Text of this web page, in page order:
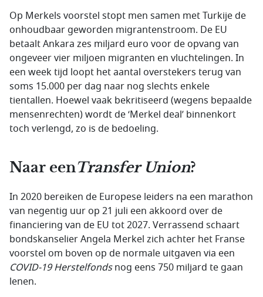
Op Merkels voorstel stopt men samen met Turkije de
onhoudbaar geworden migrantenstroom. De EU
betaalt Ankara zes miljard euro voor de opvang van
ongeveer vier miljoen migranten en vluchtelingen. In
een week tijd loopt het aantal overstekers terug van
soms 15.000 per dag naar nog slechts enkele
tientallen. Hoewel vaak bekritiseerd (wegens bepaalde
mensenrechten) wordt de ‘Merkel deal’ binnenkort
toch verlengd, zo is de bedoeling.
Naar eenTransfer Union?
In 2020 bereiken de Europese leiders na een marathon
van negentig uur op 21 juli een akkoord over de
financiering van de EU tot 2027. Verrassend schaart
bondskanselier Angela Merkel zich achter het Franse
voorstel om boven op de normale uitgaven via een
COVID-19 Herstelfondsnog eens 750 miljard te gaan
lenen.